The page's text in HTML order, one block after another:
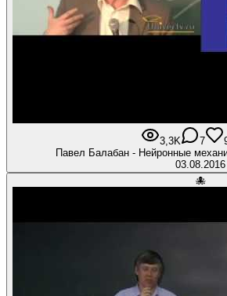
3,3K 7
Павел Балабан - Нейронные
03.08.2016
🐙